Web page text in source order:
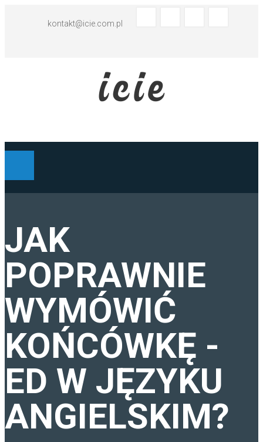
kontakt@icie.com.pl
TŁUMACZENIA HISZPAŃSKI
TŁUMACZENIA ANGIELSKI
PRACA TŁUMACZA
JAK
POPRAWNIE
WYMÓWIĆ
KOŃCÓWKĘ -
ED W JĘZYKU
ANGIELSKIM?